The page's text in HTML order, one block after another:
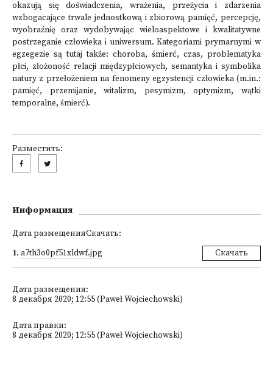
okazują się doświadczenia, wrażenia, przeżycia i zdarzenia
wzbogacające trwale jednostkową i zbiorową pamięć, percepcję,
wyobraźnię oraz wydobywając wieloaspektowe i kwalitatywne
postrzeganie człowieka i uniwersum. Kategoriami prymarnymi w
egzegezie są tutaj także: choroba, śmierć, czas, problematyka
płci, złożoność relacji międzypłciowych, semantyka i symbolika
natury z przełożeniem na fenomeny egzystencji człowieka (m.in.:
pamięć, przemijanie, witalizm, pesymizm, optymizm, wątki
temporalne, śmierć).
Разместить:
Информация
Дата размещенияСкачать:
1. a7th3o0pf51xldwf.jpg Скачать
Дата размещения:
8 декабря 2020; 12:55 (Paweł Wojciechowski)
Дата правки:
8 декабря 2020; 12:55 (Paweł Wojciechowski)